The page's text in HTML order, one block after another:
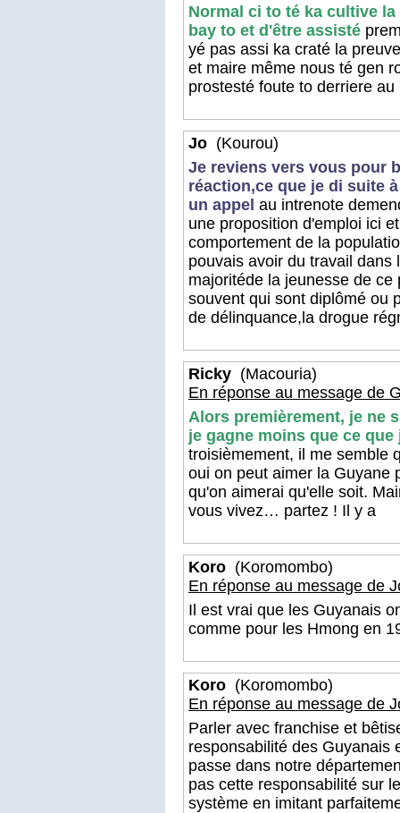
Normal ci to té ka cultive
bay to et d'être assisté
yé pas assi ka craté la
et maire même nous té gen
prostesté foute to derriere
Jo (Kourou)
Je reviens vers vous pour
réaction,ce que je di suite
un appel au intrenote
une proposition d'emploi ici
comportement de la
pouvais avoir du travail dans
majoritéde la jeunesse de
souvent qui sont diplômé ou
de délinquance,la drogue
Ricky (Macouria)
En réponse au message de
Alors premièrement, je ne
je gagne moins que ce
troisièmement, il me semble
oui on peut aimer la Guyane
qu'on aimerai qu'elle soit.
vous vivez… partez ! Il y a
Koro (Koromombo)
En réponse au message de
Il est vrai que les Guyanais
comme pour les Hmong en
Koro (Koromombo)
En réponse au message de
Parler avec franchise et
responsabilité des Guyanais
passe dans notre
pas cette responsabilité sur
système en imitant